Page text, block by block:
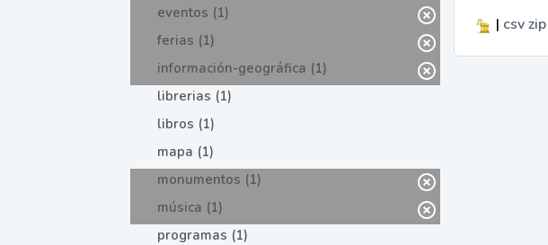
eventos (1)
ferias (1)
información-geográfica (1)
librerias (1)
libros (1)
mapa (1)
monumentos (1)
música (1)
programas (1)
| csvzip